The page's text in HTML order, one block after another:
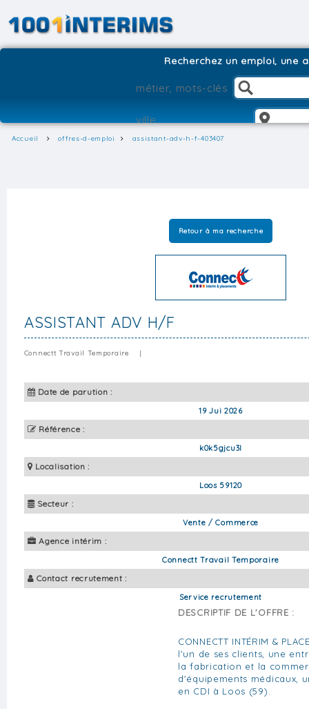
Recherchez un emploi, une
Accueil offres-d-emploi assistant-adv-h-f-403407
Retour à ma recherche
ASSISTANT ADV H/F
Connectt Travail Temporaire |
Date de parution :
19 Jui 2026
Référence :
k0k5gjcu3l
Localisation :
Loos 59120
Secteur :
Vente / Commerce
Agence intérim :
Connectt Travail Temporaire
Contact recrutement :
Service recrutement
DESCRIPTIF DE L'OFFRE :
CONNECTT INTÉRIM &
l'un de ses clients, une
la fabrication et la
d'équipements médicaux,
en CDI à Loos (59).